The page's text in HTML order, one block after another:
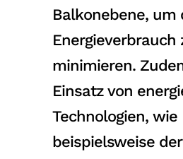
Balkonebene, um
Energieverbrauch
minimieren.
Einsatz von
Technologien, wie
beispielsweise der